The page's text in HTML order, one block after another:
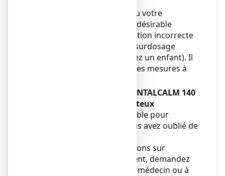
Avertissez votre médecin ou votre
pharmacien de tout effet indésirable
significatif après une utilisation incorrecte
de ce médicament ou tout surdosage
accidentel (par exemple chez un enfant). Il
pourra vous conseiller sur les mesures à
Si vous oubliez d’utiliser ANTALCALM 140
mg, emplâtre médicamenteux
Ne prenez pas de dose double pour
compenser la dose que vous avez oublié de
Si vous avez d’autres questions sur
l’utilisation de ce médicament, demandez
plus d’informations à votre médecin ou à